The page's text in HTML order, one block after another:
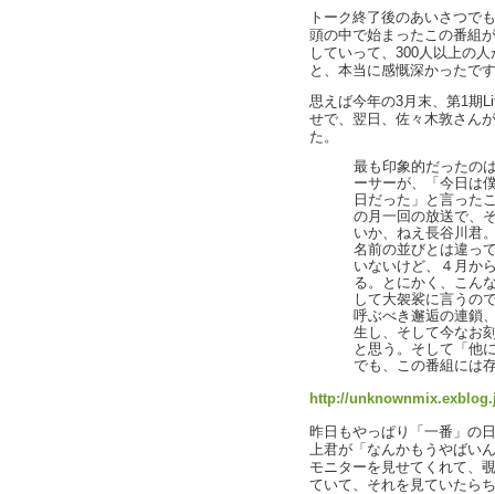
トーク終了後のあいさつで
頭の中で始まったこの番組
していって、300人以上の
と、本当に感慨深かったで
思えば今年の3月末、第1期
せで、翌日、佐々木敦さん
た。
最も印象的だったの
ーサーが、「今日は
日だった」と言った
の月一回の放送で、
いか、ねえ長谷川君
名前の並びとは違っ
いないけど、４月か
る。とにかく、こん
して大袈裟に言うの
呼ぶべき邂逅の連鎖
生し、そして今なお
と思う。そして「他
でも、この番組には
http://
昨日もやっぱり「一番」の
上君が「なんかもうやばい
モニターを見せてくれて、
ていて、それを見ていたら